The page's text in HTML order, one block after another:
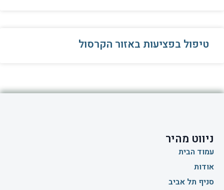
טיפול בפציעות באזור הקרסול
ניווט מהיר
עמוד הבית
אודות
סניף תל אביב